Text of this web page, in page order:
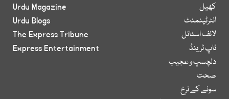
کھیل
انٹرٹینمنٹ
لائف اسٹائل
ٹاپ ٹرینڈ
دلچسپ و عجیب
صحت
سونے کے نرخ
Urdu Magazine
Urdu Blogs
The Express Tribune
Express Entertainment